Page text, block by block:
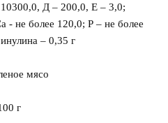
Д – 200,0, Е – 3,0;
- не более 120,0; Р – не более
– 0,35 г
мясо
г